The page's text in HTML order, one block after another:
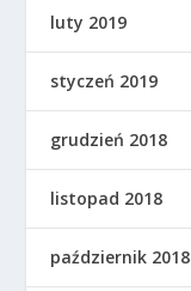
luty 2019
styczeń 2019
grudzień 2018
listopad 2018
październik 2018